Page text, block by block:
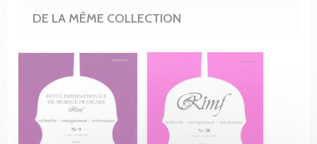
DE LA MÊME COLLECTION